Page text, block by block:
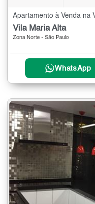
Apartamento à Venda na
Vila Maria Alta
Zona Norte - São Paulo
WhatsApp